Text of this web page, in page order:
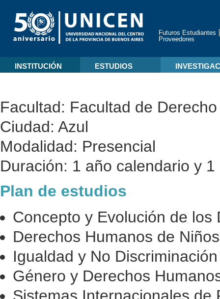
Futuros Estudiantes
Proveedores
INSTITUCIÓN ESTUDIOS
Facultad: Facultad de Derecho
Ciudad: Azul
Modalidad: Presencial
Duración: 1 año calendario y
Plan de estudios
Concepto y Evolución de los
Derechos Humanos de
Igualdad y No Discriminación
Género y Derechos